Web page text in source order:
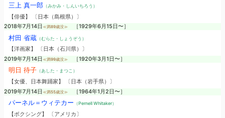
三上 真一郎（みかみ・しんいちろう）
【俳優】 〔日本（島根県）〕
2018年7月14日 ≪満89歳没≫ ［1929年6月15日〜］
村田 省蔵（むらた・しょうぞう）
【洋画家】 〔日本（石川県）〕
2019年7月14日 ≪満99歳没≫ ［1920年3月1日〜］
明日 待子（あした・まつこ）
【女優、日本舞踊家】 〔日本（岩手県）〕
2019年7月14日 ≪満55歳没≫ ［1964年1月2日〜］
パーネル＝ウィテカー （Pernell Whitaker）
【ボクシング】 〔アメリカ〕